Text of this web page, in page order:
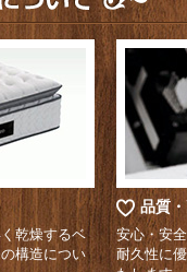
乾燥するベ
構造につい
品質
安心・安
耐久性に